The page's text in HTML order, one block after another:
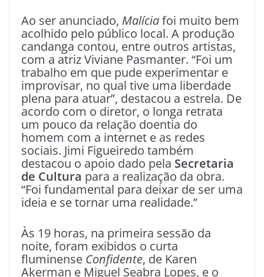
Ao ser anunciado, Malíciafoi muito bem
acolhido pelo público local. A produção
candanga contou, entre outros artistas,
com a atriz Viviane Pasmanter. “Foi um
trabalho em que pude experimentar e
improvisar, no qual tive uma liberdade
plena para atuar”, destacou a estrela. De
acordo com o diretor, o longa retrata
um pouco da relação doentia do
homem com a internet e as redes
sociais. Jimi Figueiredo também
destacou o apoio dado pela Secretaria
de Cultura para a realização da obra.
“Foi fundamental para deixar de ser uma
ideia e se tornar uma realidade.”
Às 19 horas, na primeira sessão da
noite, foram exibidos o curta
fluminense Confidente, de Karen
Akerman e Miguel Seabra Lopes, e o